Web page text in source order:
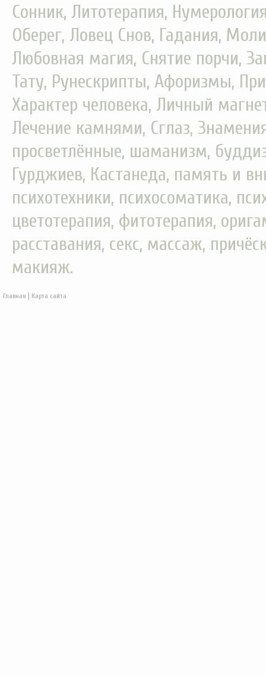
Сонник, Литотерапия,
Оберег, Ловец Снов, Гадания,
Любовная магия, Снятие порчи,
Тату, Рунескрипты, Афоризмы,
Характер человека, Личный
Лечение камнями, Сглаз,
просветлённые, шаманизм,
Гурджиев, Кастанеда, память и
психотехники, психосоматика,
цветотерапия, фитотерапия,
расставания, секс, массаж,
макияж.
Главная Карта сайта